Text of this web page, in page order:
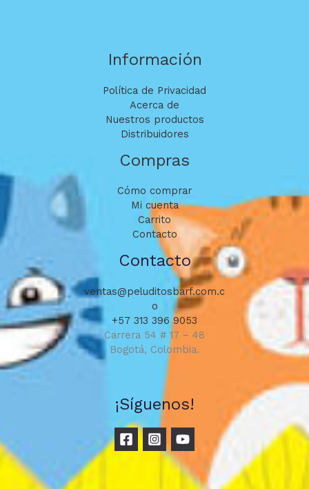
Información
Política de Privacidad
Acerca de
Nuestros productos
Distribuidores
Compras
Cómo comprar
Mi cuenta
Carrito
Contacto
Contacto
ventas@peluditosbarf.com.c
o
+57 313 396 9053
Carrera 54 # 17 – 48
Bogotá, Colombia.
¡Síguenos!